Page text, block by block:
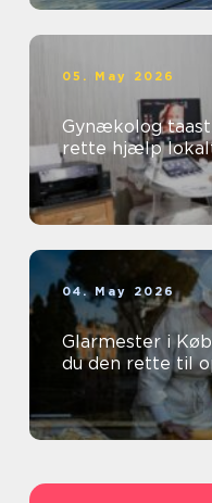
05. May 2026
Gynækolog taastrup sådan
rette hjælp
04. May 2026
Glarmester i
du den rette til